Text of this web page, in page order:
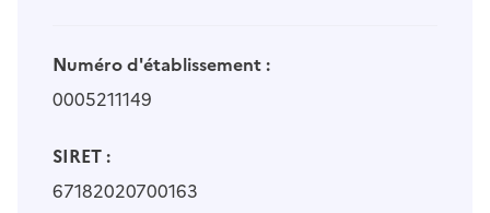
Numéro d'établissement :
0005211149
SIRET :
67182020700163